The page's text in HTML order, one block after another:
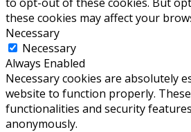
these cookies may affect your
Necessary
Necessary
Always Enabled
Necessary cookies are absolutely
website to function properly.
functionalities and security
anonymously.